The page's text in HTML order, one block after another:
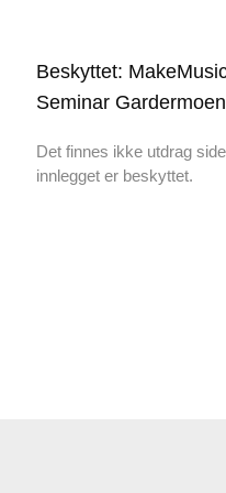
Beskyttet:
Seminar Gardermoen
Det finnes ikke utdrag
innlegget er beskyttet.